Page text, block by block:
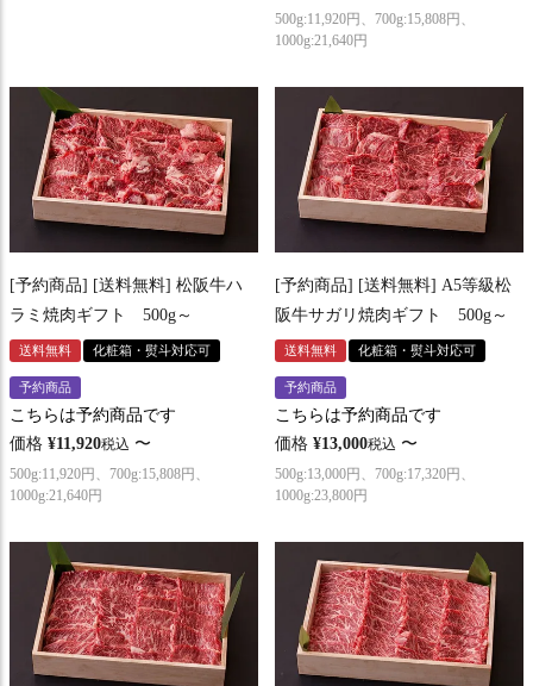
500g:11,920円、700g:15,808円、
1000g:21,640円
[予約商品] [送料無料] 松阪牛ハ
ラミ焼肉ギフト 500g～
送料無料 化粧箱・熨斗対応可
予約商品
こちらは予約商品です
価格 ¥11,920税込 〜
500g:11,920円、700g:15,808円、
1000g:21,640円
[予約商品] [送料無料] A5等級松
阪牛サガリ焼肉ギフト 500g～
送料無料 化粧箱・熨斗対応可
予約商品
こちらは予約商品です
価格 ¥13,000税込 〜
500g:13,000円、700g:17,320円、
1000g:23,800円